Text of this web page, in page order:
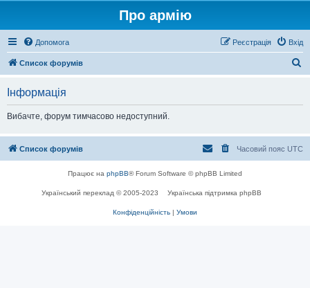
Про армію
Допомога Вхід
Реєстрація
Список форумів
Інформація
Вибачте, форум тимчасово недоступний.
Список форумів Часовий пояс UTC
Працює на phpBB® Forum Software © phpBB Limited
Український переклад © 2005-2023 Українська підтримка phpBB
Конфіденційність | Умови